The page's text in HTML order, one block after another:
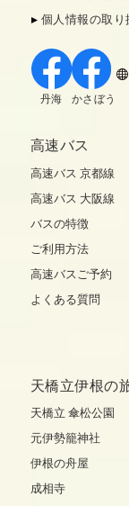
個人情報の取り
丹海 かさぼう
高速バス
高速バス 京都線
高速バス 大阪線
バスの特徴
ご利用方法
高速バスご予約
よくある質問
天橋立伊根の
天橋立 傘松公園
元伊勢籠神社
伊根の舟屋
成相寺